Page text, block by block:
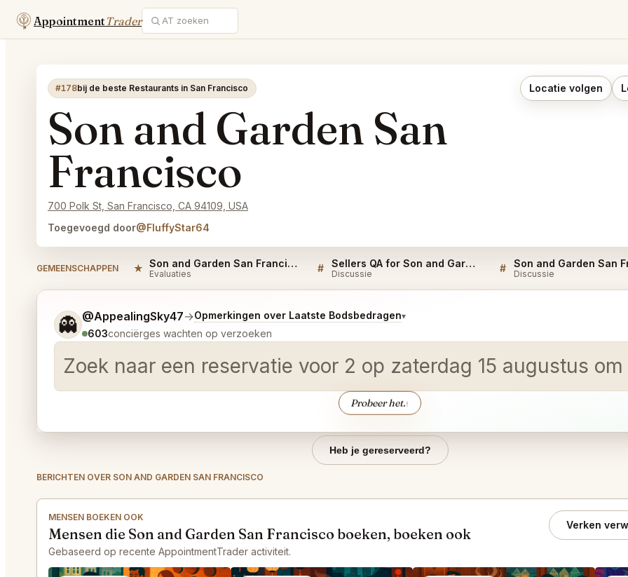
AppointmentTrader
#178bij de beste Restaurants in San Francisco Locatie volgen
Son and Garden San
Francisco
700 Polk St, San Francisco, CA 94109, USA
Toegevoegd door@FluffyStar64
GEMEENSCHAPPEN ★ Son and Garden San Francisco Reviews
Evaluaties # Sellers QA for Son and Garden San Francisco
Discussie # Discussie
👻 @AppealingSky47→Opmerkingen over Laatste Bodsbedragen▾
603conciërges wachten op verzoeken
Zoek naar een reservatie voor 2 op zaterdag 15 augustus om
Probeer het.↑
Vertel me wat je wilt.
Heb je gereserveerd?
BERICHTEN OVER SON AND GARDEN SAN FRANCISCO
MENSEN BOEKEN OOK
Mensen die Son and Garden San Francisco boeken, boeken ook
Gebaseerd op recente AppointmentTrader activiteit.
Verken